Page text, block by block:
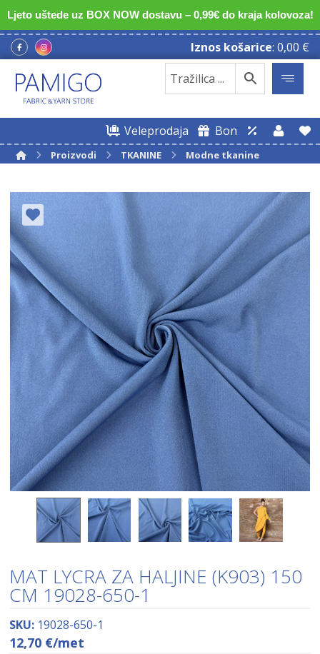
Ljeto uštede uz BOX NOW dostavu – 0,99€ do kraja kolovoza!
Iznos košarice: 0,00 €
Veleprodaja Bon
Proizvodi TKANINE Modne tkanine
MAT LYCRA ZA HALJINE (K903) 150
CM 19028-650-1
SKU: 19028-650-1
12,70 €/met